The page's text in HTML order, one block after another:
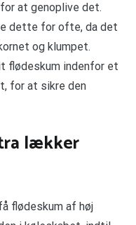
at genoplive det.
dette for ofte, da det
og klumpet.
flødeskum indenfor et
for at sikre den
lækker
flødeskum af høj